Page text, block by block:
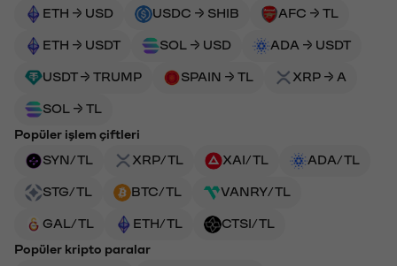
ETH → USD
USDC → SHIB AFC → TL
ETH → USDT SOL → USD ADA → USDT
USDT → TRUMP SPAIN → TL XRP → A
SOL → TL
Popüler işlem çiftleri
SYN/TL
XRP/TL XAI/TL ADA/TL
STG/TL BTC/TL VANRY/TL
GAL/TL ETH/TL
CTSI/TL
Popüler kripto paralar